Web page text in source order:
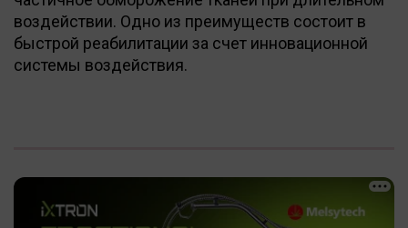
воздействии. Одно из преимуществ состоит в
быстрой реабилитации за счет инновационной
системы воздействия.